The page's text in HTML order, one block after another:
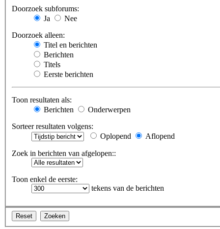
Doorzoek subforums:
Ja
Nee
Doorzoek alleen:
Titel en berichten
Berichten
Titels
Eerste berichten
Toon resultaten als:
Berichten
Onderwerpen
Sorteer resultaten volgens:
Oplopend
Aflopend
Zoek in berichten van afgelopen::
Toon enkel de eerste:
tekens van de berichten